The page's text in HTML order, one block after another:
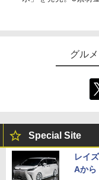
グル
Special Site
レイ
Aから